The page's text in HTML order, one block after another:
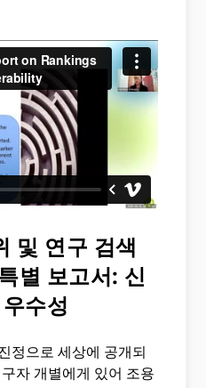
및 연구 검색
별 보고서: 신
수성
정으로 세상에 공개되
자 개별에게 있어 조용